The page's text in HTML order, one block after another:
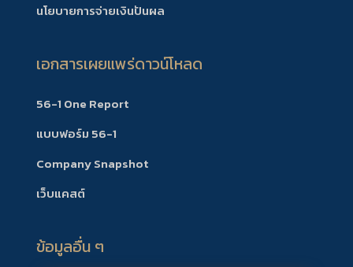
นโยบายการจ่ายเงินปันผล
เอกสารเผยแพร่ดาวน์โหลด
56-1 One Report
แบบฟอร์ม 56-1
Company Snapshot
เว็บแคสต์
ข้อมูลอื่น ๆ